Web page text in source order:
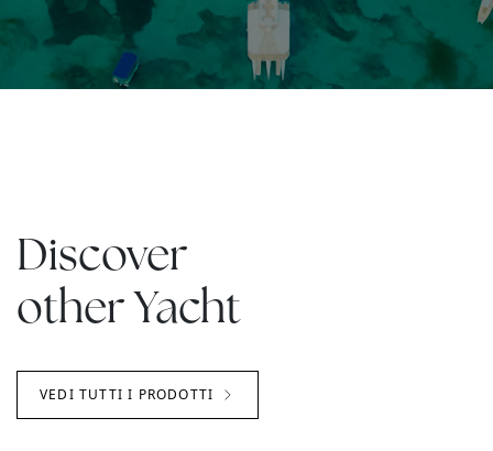
Discover
other Yacht
VEDI TUTTI I PRODOTTI